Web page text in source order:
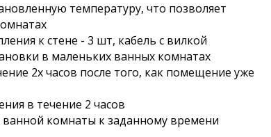
температуру, что позволяет
к стене - 3 шт, кабель с вилкой
в маленьких ванных комнатах
2х часов после того, как помещение уже
в течение 2 часов
комнаты к заданному времени